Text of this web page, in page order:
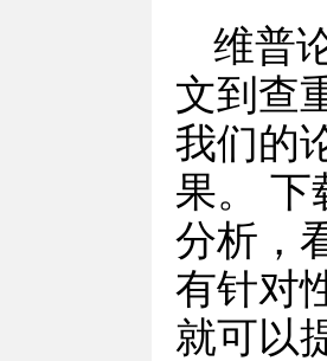
维普
文到查
我们的
果。 下
分析，
有针对
就可以